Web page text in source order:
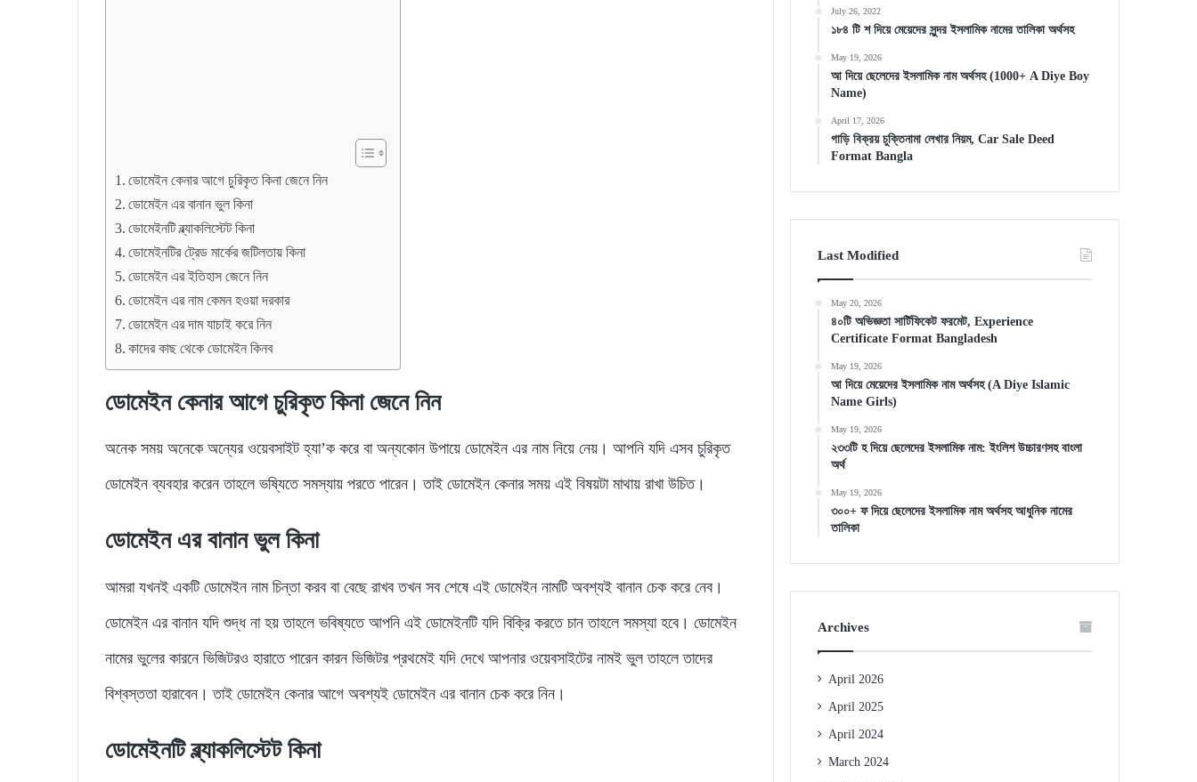
ডোমেইন কেনার আগে চুরিকৃত কিনা জেনে নিন
ডোমেইন এর বানান ভুল কিনা
ডোমেইনটি ব্ল্যাকলিস্টেট কিনা
ডোমেইনটির ট্রেড মার্কের জটিলতায় কিনা
ডোমেইন এর ইতিহাস জেনে নিন
ডোমেইন এর নাম কেমন হওয়া দরকার
ডোমেইন এর দাম যাচাই করে নিন
কাদের কাছ থেকে ডোমেইন কিনব
ডোমেইন কেনার আগে চুরিকৃত কিনাজেনে নিন
অনেক সময় অনেকে অন্যের ওয়েবসাইট হ্যা’ক করে বা অন্যকোন উপায়ে ডোমেইন এর নাম নিয়ে নেয়। আপনি যদি এসব চুরিকৃত
ডোমেইন ব্যবহার করেন তাহলে ভষ্যিতে সমস্যায় পরতে পারেন। তাই ডোমেইন কেনার সময় এই বিষয়টা মাথায় রাখা উচিত।
ডোমেইন এর বানান ভুল কিনা
আমরা যখনই একটি ডোমেইন নাম চিন্তা করব বা বেছে রাখব তখন সব শেষে এই ডোমেইন নামটি অবশ্যই বানান চেক করে নেব।
ডোমেইন এর বানান যদি শুদ্ধ না হয় তাহলে ভবিষ্যতে আপনি এই ডোমেইনটি যদি বিক্রি করতে চান তাহলে সমস্যা হবে। ডোমেইন
নামের ভুলের কারনে ভিজিটরও হারাতে পারেন কারন ভিজিটর প্রথমেই যদি দেখে আপনার ওয়েবসাইটের নামই ভুল তাহলে তাদের
বিশ্বস্ততা হারাবেন। তাই ডোমেইন কেনার আগে অবশ্যই ডোমেইন এর বানান চেক করে নিন।
ডোমেইনটি ব্ল্যাকলিস্টেট কিনা
July 26, 2022
১৮৪ টি শ দিয়ে মেয়েদের সুন্দর ইসলামিক নামের তালিকা অর্থসহ
May 19, 2026
আ দিয়ে ছেলেদের ইসলামিক নাম অর্থসহ (1000+ A Diye Boy
Name)
April 17, 2026
গাড়ি বিক্রয় চুক্তিনামা লেখার নিয়ম, Car Sale Deed
Format Bangla
Last Modified
May 20, 2026
৪০টি অভিজ্ঞতা সার্টিফিকেট ফরমেট, Experience
Certificate Format Bangladesh
May 19, 2026
আ দিয়ে মেয়েদের ইসলামিক নাম অর্থসহ (A Diye Islamic
Name Girls)
May 19, 2026
২৩৩টি হ দিয়ে ছেলেদের ইসলামিক নাম: ইংলিশ উচ্চারণসহ বাংলা
অর্থ
May 19, 2026
৩০০+ ফ দিয়ে ছেলেদের ইসলামিক নাম অর্থসহ আধুনিক নামের
তালিকা
Archives
April 2026
April 2025
April 2024
March 2024